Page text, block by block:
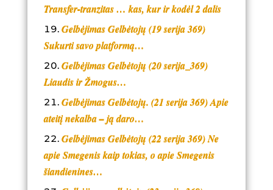
Transfer-tranzitas … kas, kur ir kodėl 2 dalis
Gelbėjimas Gelbėtojų (19 serija 369)
Sukurti savo platformą…
Gelbėjimas Gelbėtojų (20 serija_369)
Liaudis ir Žmogus…
Gelbėjimas Gelbėtojų. (21 serija 369) Apie
ateitį nekalba – ją daro…
Gelbėjimas Gelbėtojų (22 serija 369) Ne
apie Smegenis kaip tokias, o apie Smegenis
šiandienines…